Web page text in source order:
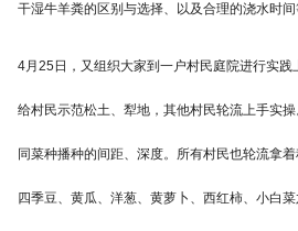
干湿牛羊粪的区别与选择、以及合理的浇水时间
4月25日，又组织大家到一户村民庭院进行实
给村民示范松土、犁地，其他村民轮流上手实
同菜种播种的间距、深度。所有村民也轮流拿
四季豆、黄瓜、洋葱、黄萝卜、西红柿、小白菜